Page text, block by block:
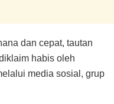
dan cepat, tautan
habis oleh
media sosial, grup